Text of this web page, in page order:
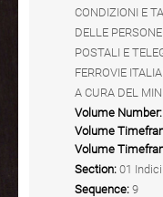
CONDIZIONI E
DELLE
POSTALI E
FERROVIE
A CURA DEL
Volume Number:
Volume
Volume
Section: 01
Sequence: 9